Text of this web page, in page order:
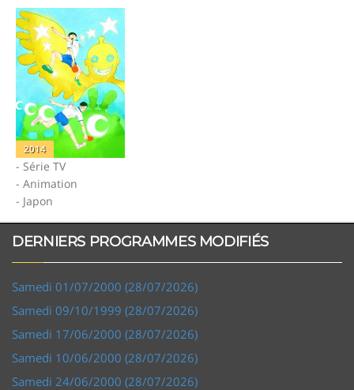
2014
- Série TV
- Animation
- Japon
DERNIERS PROGRAMMES MODIFIÉS
Samedi 01/07/2000 (28/07/2026)
Samedi 09/10/1999 (28/07/2026)
Samedi 17/06/2000 (28/07/2026)
Samedi 10/06/2000 (28/07/2026)
Samedi 24/06/2000 (28/07/2026)